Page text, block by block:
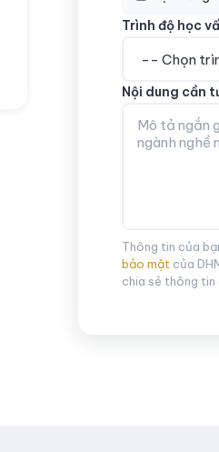
Trình độ học
Nội dung cần
Thông tin của
bảo mật của
chia sẻ thông tin